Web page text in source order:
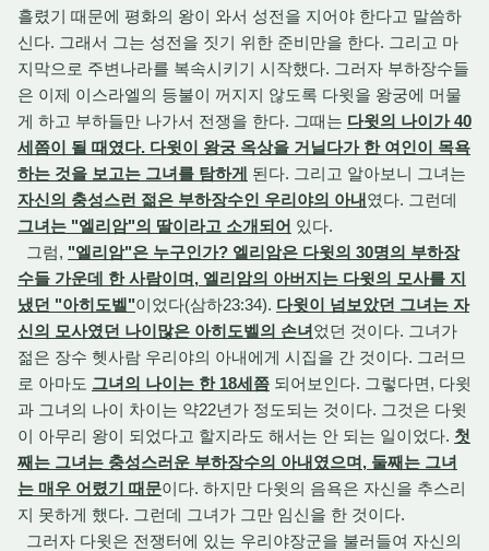
흘렸기 때문에 평화의 왕이 와서 성전을 지어야 한다고 말씀하
신다. 그래서 그는 성전을 짓기 위한 준비만을 한다. 그리고 마
지막으로 주변나라를 복속시키기 시작했다. 그러자 부하장수들
은 이제 이스라엘의 등불이 꺼지지 않도록 다윗을 왕궁에 머물
게 하고 부하들만 나가서 전쟁을 한다. 그때는 다윗의 나이가 40
세쯤이 될 때였다. 다윗이 왕궁 옥상을 거닐다가 한 여인이 목욕
하는 것을 보고는 그녀를 탐하게 된다. 그리고 알아보니 그녀는
자신의 충성스런 젊은 부하장수인 우리야의 아내였다. 그런데
그녀는 "엘리암"의 딸이라고 소개되어 있다.
그럼, "엘리암"은 누구인가? 엘리암은 다윗의 30명의 부하장
수들 가운데 한 사람이며, 엘리암의 아버지는 다윗의 모사를 지
냈던 "아히도벨"이었다(삼하23:34). 다윗이 넘보았던 그녀는 자
신의 모사였던 나이많은 아히도벨의 손녀었던 것이다. 그녀가
젊은 장수 헷사람 우리야의 아내에게 시집을 간 것이다. 그러므
로 아마도 그녀의 나이는 한 18세쯤 되어보인다. 그렇다면, 다윗
과 그녀의 나이 차이는 약22년가 정도되는 것이다. 그것은 다윗
이 아무리 왕이 되었다고 할지라도 해서는 안 되는 일이었다. 첫
째는 그녀는 충성스러운 부하장수의 아내였으며, 둘째는 그녀
는 매우 어렸기 때문이다. 하지만 다윗의 음욕은 자신을 추스리
지 못하게 했다. 그런데 그녀가 그만 임신을 한 것이다.
그러자 다윗은 전쟁터에 있는 우리야장군을 불러들여 자신의